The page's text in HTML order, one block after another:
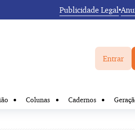
Publicidade Legal
Entrar
Colunas Cadernos